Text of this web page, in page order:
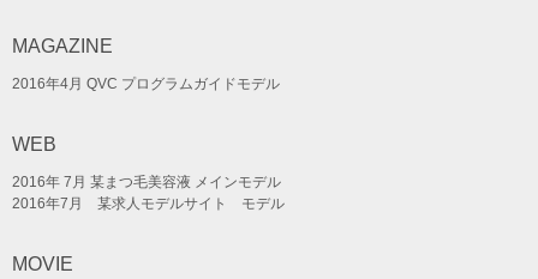
MAGAZINE
2016年4月 QVC プログラムガイドモデル
WEB
2016年 7月 某まつ毛美容液 メインモデル
2016年7月 某求人モデルサイト モデル
MOVIE